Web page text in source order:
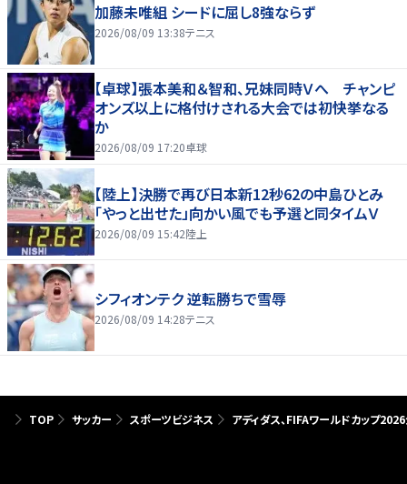
加藤未唯組 シードに屈し8強ならず
2026/08/09 13:38テニス
【卓球】張本美和＆智和、兄妹同時Ｖへ チャンピ
オンズ以上に格付けされる大会では初快挙なる
か
2026/08/09 17:20卓球
【陸上】決勝で再び日本新12秒62の中島ひとみ
「やっと出せた」向かい風でも予選と同タイムＶ
2026/08/09 15:42陸上
シフィオンテク 逆転勝ちで雪辱
2026/08/09 14:28テニス
TOP サッカー スポーツビジネス アディダス、FIFAワールドカップ